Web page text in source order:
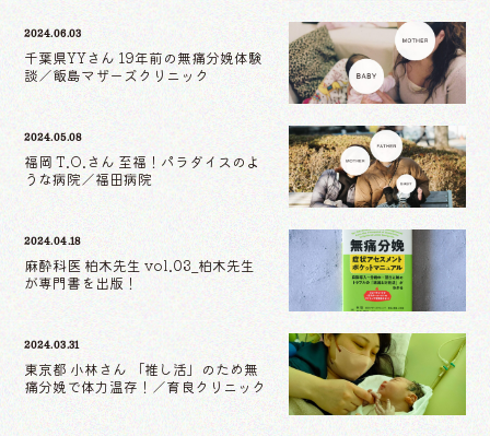
2024.06.03
千葉県YYさん 19年前の無痛分娩体験
談／飯島マザーズクリニック
2024.05.08
福岡 T.O.さん 至福！パラダイスのよ
うな病院／福田病院
2024.04.18
麻酔科医 柏木先生 vol.03_柏木先生
が専門書を出版！
2024.03.31
東京都 小林さん 「推し活」のため無
痛分娩で体力温存！／育良クリニック